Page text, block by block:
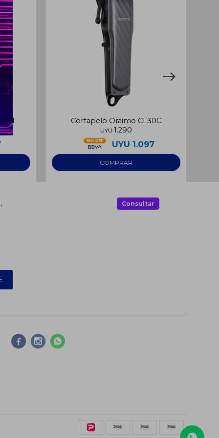
Cortapelo Oraimo CL30C
UYU 1.290
UYU 1.097
Consultar
  